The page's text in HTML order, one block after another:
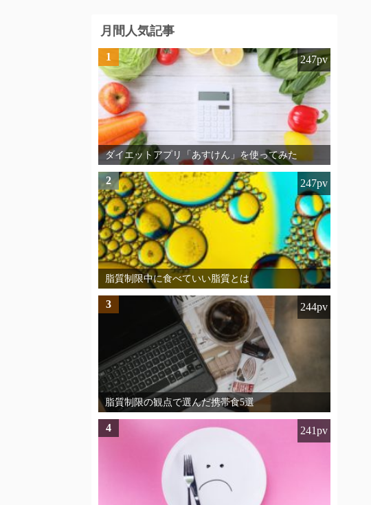
月間人気記事
1
ダイエットアプリ「あすけん」を使ってみた
247pv
2
脂質制限中に食べていい脂質とは
247pv
3
脂質制限の観点で選んだ携帯食5選
244pv
4 241pv